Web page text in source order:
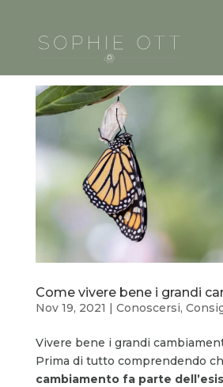
Come vivere bene i grandi
Nov 19, 2021 | Conoscersi,
Vivere bene i grandi
Prima di tutto comprendendo
cambiamento fa parte